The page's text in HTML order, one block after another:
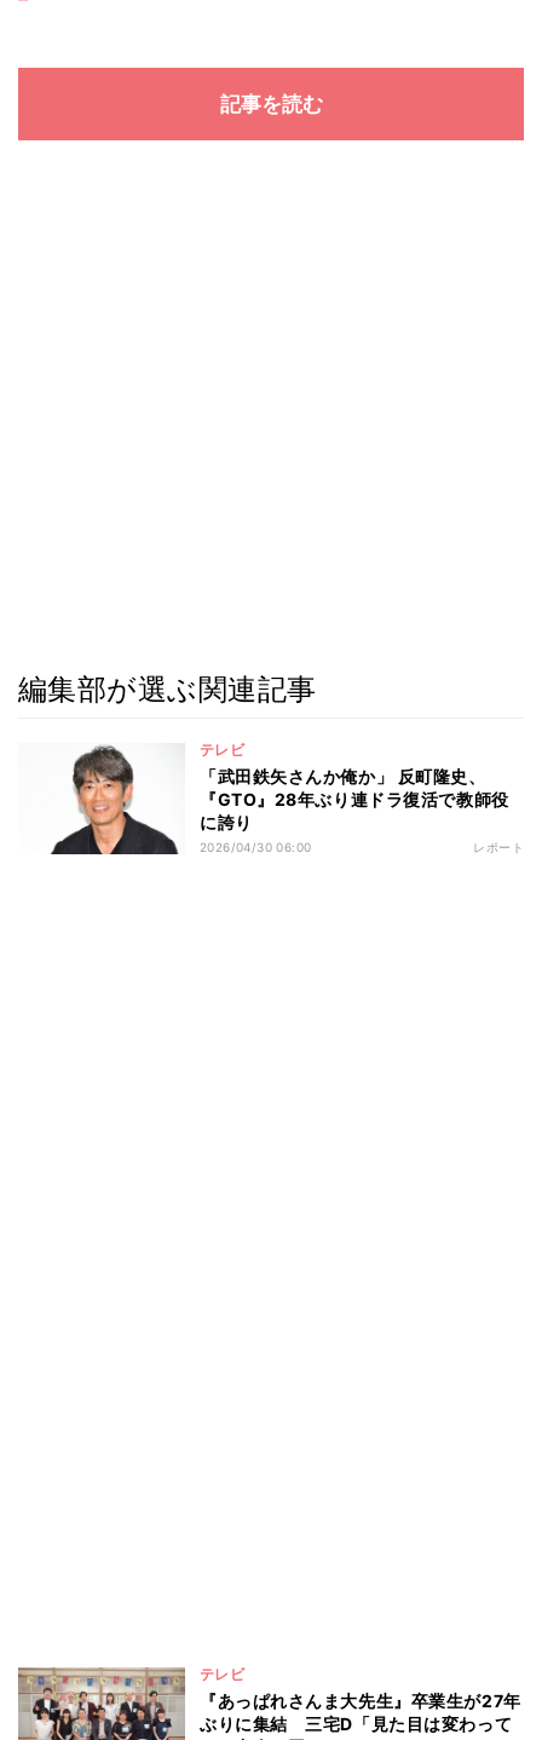
記事を読む
編集部が選ぶ関連記事
テレビ
「武田鉄矢さんか俺か」 反町隆史、
『GTO』28年ぶり連ドラ復活で教師役
に誇り
2026/04/30 06:00 レポート
テレビ
『あっぱれさんま大先生』卒業生が27年
ぶりに集結 三宅D「見た目は変わって